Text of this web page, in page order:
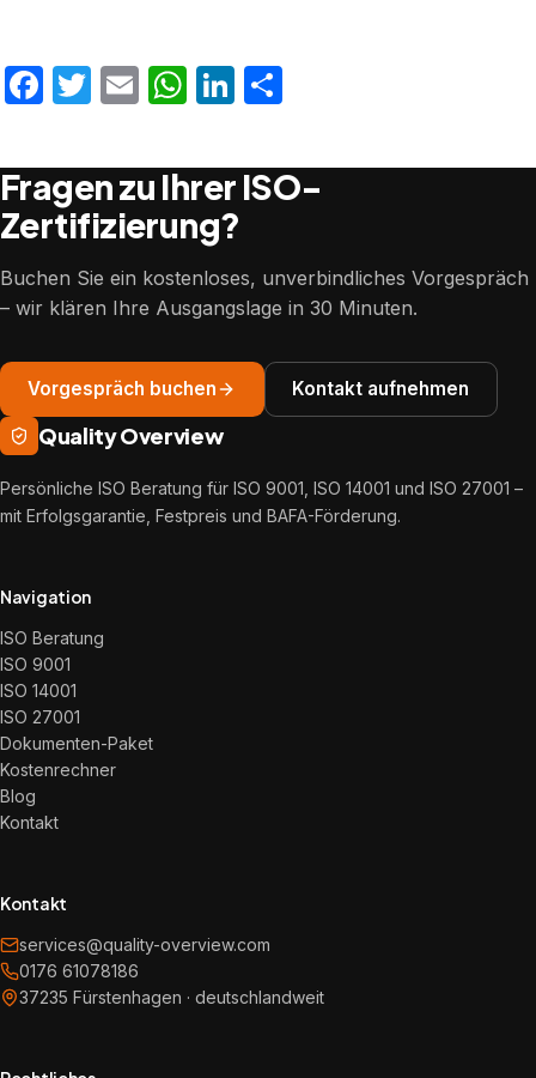
Facebook
Twitter
EmailWhatsApp
LinkedIn
Fragen zu Ihrer ISO-
Zertifizierung?
Buchen Sie ein kostenloses, unverbindliches Vorgespräch
– wir klären Ihre Ausgangslage in 30 Minuten.
Vorgespräch buchen Kontakt aufnehmen
Quality Overview
Persönliche ISO Beratung für ISO 9001, ISO 14001 und ISO 27001 –
mit Erfolgsgarantie, Festpreis und BAFA-Förderung.
Navigation
ISO Beratung
ISO 9001
ISO 14001
ISO 27001
Dokumenten-Paket
Kostenrechner
Blog
Kontakt
Kontakt
services@quality-overview.com
0176 61078186
37235 Fürstenhagen · deutschlandweit